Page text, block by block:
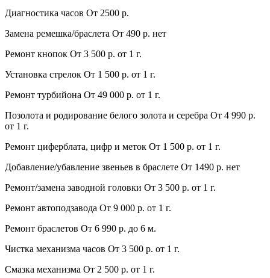
Диагностика часов От 2500 р.
Замена ремешка/браслета От 490 р. нет
Ремонт кнопок От 3 500 р. от 1 г.
Установка стрелок От 1 500 р. от 1 г.
Ремонт турбийона От 49 000 р. от 1 г.
Позолота и родирование белого золота и серебра От 4 990 р.
от 1 г.
Ремонт циферблата, цифр и меток От 1 500 р. от 1 г.
Добавление/убавление звеньев в браслете От 1490 р. нет
Ремонт/замена заводной головки От 3 500 р. от 1 г.
Ремонт автоподзавода От 9 000 р. от 1 г.
Ремонт браслетов От 6 990 р. до 6 м.
Чистка механизма часов От 3 500 р. от 1 г.
Смазка механизма От 2 500 р. от 1 г.